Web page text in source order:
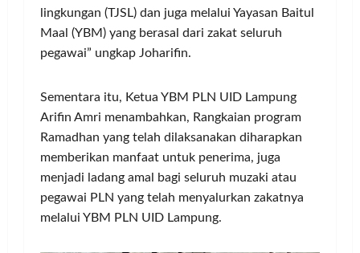
lingkungan (TJSL) dan juga melalui Yayasan Baitul
Maal (YBM) yang berasal dari zakat seluruh
pegawai” ungkap Joharifin.
Sementara itu, Ketua YBM PLN UID Lampung
Arifin Amri menambahkan, Rangkaian program
Ramadhan yang telah dilaksanakan diharapkan
memberikan manfaat untuk penerima, juga
menjadi ladang amal bagi seluruh muzaki atau
pegawai PLN yang telah menyalurkan zakatnya
melalui YBM PLN UID Lampung.